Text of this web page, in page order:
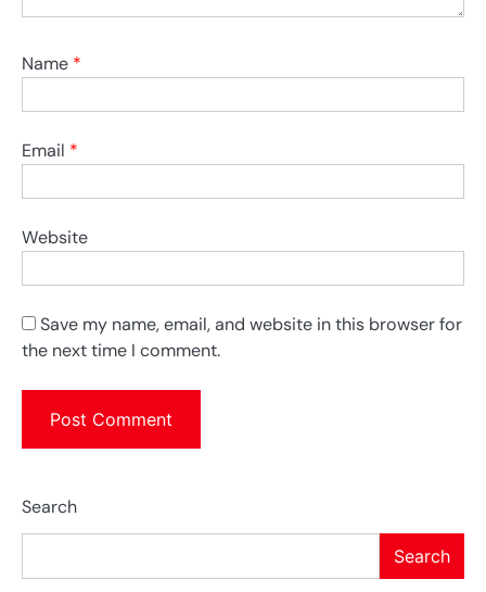
Name *
Email *
Website
Save my name, email, and website in this browser for
the next time I comment.
Search
Search